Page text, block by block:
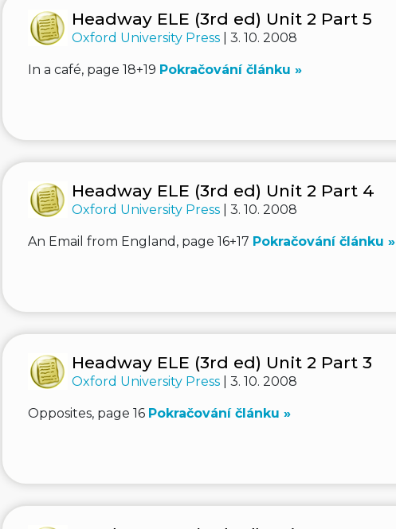
Headway ELE (3rd ed) Unit 2 Part 5
Oxford University Press | 3. 10. 2008
In a café, page 18+19 Pokračování článku »
Headway ELE (3rd ed) Unit 2 Part 4
Oxford University Press | 3. 10. 2008
An Email from England, page 16+17 Pokračování článku »
Headway ELE (3rd ed) Unit 2 Part 3
Oxford University Press | 3. 10. 2008
Opposites, page 16 Pokračování článku »